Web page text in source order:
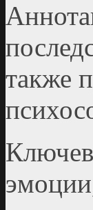
также